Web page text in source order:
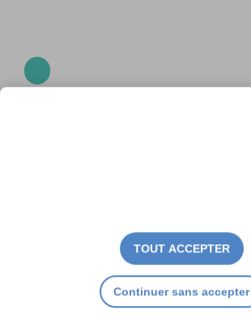
TOUT ACCEPTER
Continuer sans accepter